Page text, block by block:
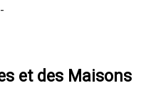
-
et des Maisons